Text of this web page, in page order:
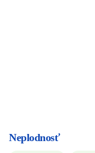
Neplodnosť